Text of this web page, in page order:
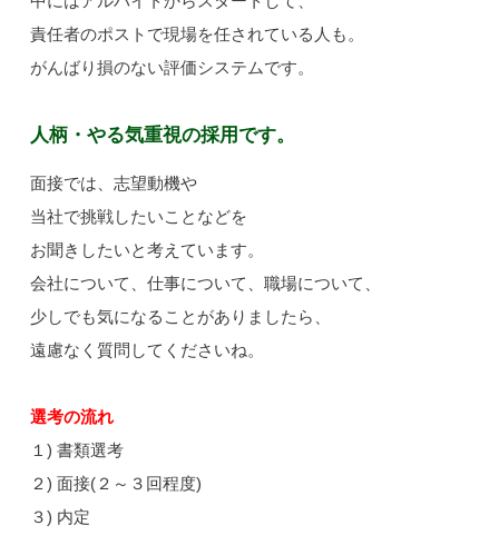
責任者のポストで現場を任されている人も。
がんばり損のない評価システムです。
人柄・やる気重視の採用です。
面接では、志望動機や
当社で挑戦したいことなどを
お聞きしたいと考えています。
会社について、仕事について、職場について、
少しでも気になることがありましたら、
遠慮なく質問してくださいね。
選考の流れ
１) 書類選考
２) 面接(２～３回程度)
３) 内定